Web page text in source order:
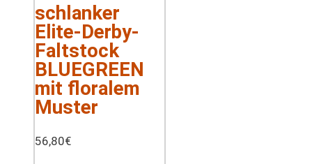
schlanker
Elite-Derby-
Faltstock
BLUEGREEN
mit floralem
Muster
56,80€